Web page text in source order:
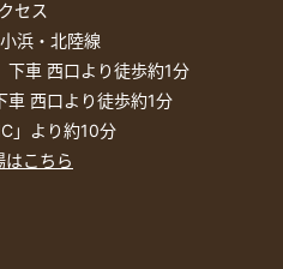
セス
浜・北陸線
下車 西口より徒歩約1分
車 西口より徒歩約1分
」より約10分
はこちら